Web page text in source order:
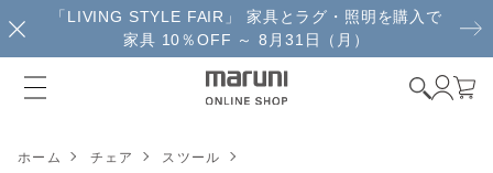
「LIVING STYLE FAIR」 家具とラグ・照明を購入で
家具 10％OFF ～ 8月31日（月）
ホーム チェア
スツール